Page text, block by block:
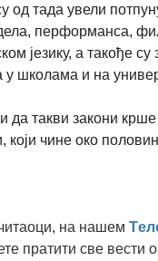
од тада увели
перформанса,
језику, а такође
у школама и на
да такви закони
који чине око
на нашем
пратити све вести о